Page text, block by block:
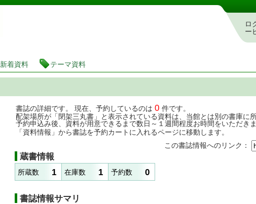
茨城県立図書館 蔵書検索・予約システム
ロ
ー
新着資料 テーマ資料
書誌の詳細です。 現在、予約しているのは 0 件です。
配架場所が「閉架三丸書」と表示されている資料は、当館とは別の書庫に
予約申込み後、資料が用意できるまで数日～１週間程度お時間をいただきま
「資料情報」から書誌を予約カートに入れるページに移動します。
この書誌情報へのリンク：
蔵書情報
所蔵数 1 在庫数 1 予約数 0
書誌情報サマリ